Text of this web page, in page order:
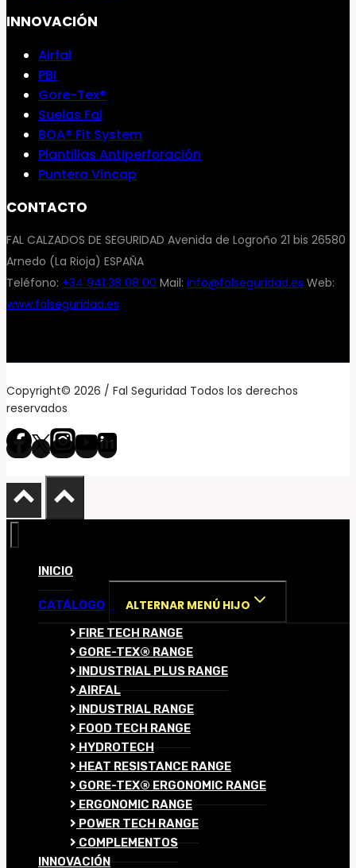
INNOVACIÓN
Airfal
PBI
Gore-Tex®
Suelas Fal
BOA® Fit System
Plantillas Antiperforación
Puntera Vincap
CONTACTO
FAL CALZADOS DE SEGURIDAD Avenida de Logroño 21 bis 26580
Arnedo (La Rioja) ESPAÑA
Teléfono: +34 941 38 08 00 Mail: info@falseguridad.es Web:
www.falseguridad.es
Copyright© 2026 / Fal Seguridad Todos los derechos
reservados
INICIO
CATÁLOGO ALTERNAR MENÚ HIJO
FIRE TECH RANGE
GORE-TEX® RANGE
INDUSTRIAL PLUS RANGE
AIRFAL
INDUSTRIAL RANGE
FOOD TECH RANGE
HYDROTECH
HEAT RESISTANCE RANGE
GORE-TEX® ERGONOMIC RANGE
ERGONOMIC RANGE
POWER TECH RANGE
COMPLEMENTOS
INNOVACIÓN